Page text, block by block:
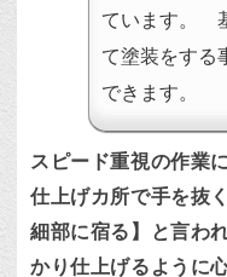
ています。
て塗装をする
できます。
スピード重視の作業
仕上げカ所で手を抜
細部に宿る】と言わ
かり仕上げるように